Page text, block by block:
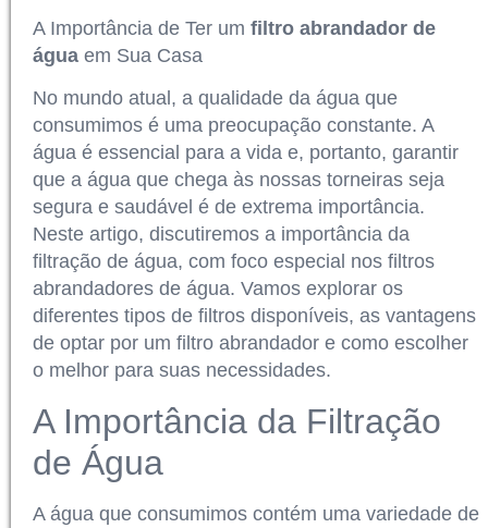
A Importância de Ter um filtro abrandador de
água em Sua Casa
No mundo atual, a qualidade da água que
consumimos é uma preocupação constante. A
água é essencial para a vida e, portanto, garantir
que a água que chega às nossas torneiras seja
segura e saudável é de extrema importância.
Neste artigo, discutiremos a importância da
filtração de água, com foco especial nos filtros
abrandadores de água. Vamos explorar os
diferentes tipos de filtros disponíveis, as vantagens
de optar por um filtro abrandador e como escolher
o melhor para suas necessidades.
A Importância da Filtração
de Água
A água que consumimos contém uma variedade de